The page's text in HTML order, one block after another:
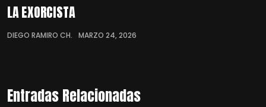
LA EXORCISTA
DIEGO RAMIRO CH. MARZO 24, 2026
Entradas Relacionadas